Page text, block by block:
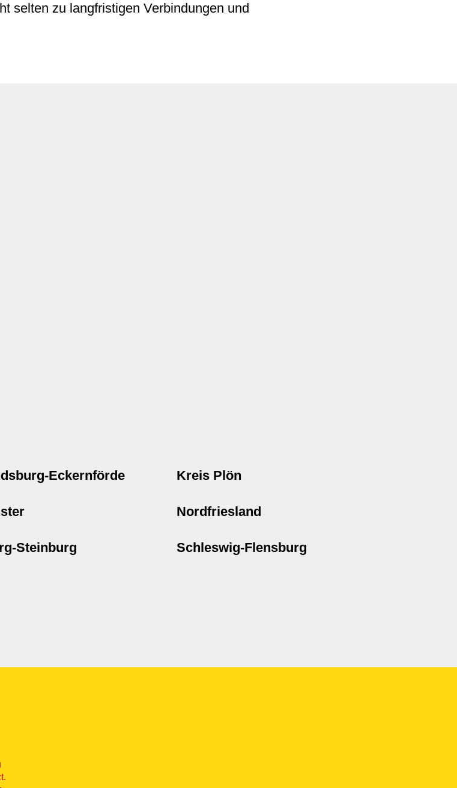
selten zu langfristigen Verbindungen und
Eckernförde Kreis Plön
Nordfriesland
Steinburg Schleswig-Flensburg